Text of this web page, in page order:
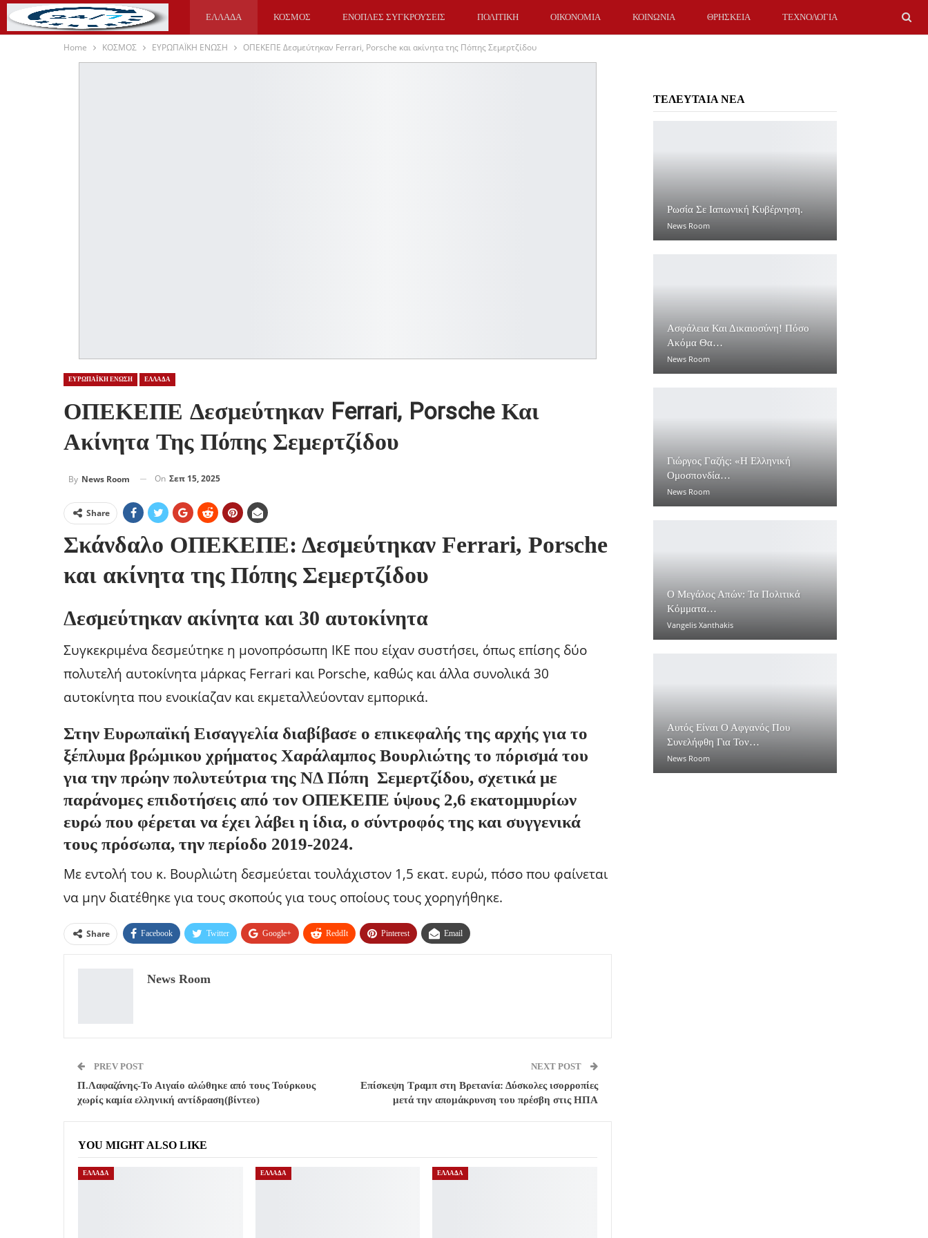
ΕΛΛΑΔΑ ΚΟΣΜΟΣ ΕΝΟΠΛΕΣ ΣΥΓΚΡΟΥΣΕΙΣ ΠΟΛΙΤΙΚΗ ΟΙΚΟΝΟΜΙΑ ΚΟΙΝΩΝΙΑ ΘΡΗΣΚΕΙΑ ΤΕΧΝΟΛΟΓΙΑ
ΥΓΕΙΑ ΑΘΛΗΤΙΚΑ
Home ΚΟΣΜΟΣ ΕΥΡΩΠΑΪΚΗ ΕΝΩΣΗ ΟΠΕΚΕΠΕ Δεσμεύτηκαν Ferrari, Porsche και ακίνητα της Πόπης Σεμερτζίδου
ΕΥΡΩΠΑΪΚΗ ΕΝΩΣΗ ΕΛΛΑΔΑ
ΟΠΕΚΕΠΕ Δεσμεύτηκαν Ferrari, Porsche Και
Ακίνητα Της Πόπης Σεμερτζίδου
By News Room On Σεπ 15, 2025
Share
Σκάνδαλο ΟΠΕΚΕΠΕ: Δεσμεύτηκαν Ferrari, Porsche
και ακίνητα της Πόπης Σεμερτζίδου
Δεσμεύτηκαν ακίνητα και 30 αυτοκίνητα
Συγκεκριμένα δεσμεύτηκε η μονοπρόσωπη ΙΚΕ που είχαν συστήσει, όπως επίσης δύο
πολυτελή αυτοκίνητα μάρκας Ferrari και Porsche, καθώς και άλλα συνολικά 30
αυτοκίνητα που ενοικίαζαν και εκμεταλλεύονταν εμπορικά.
Στην Ευρωπαϊκή Εισαγγελία διαβίβασε ο επικεφαλής της αρχής για το
ξέπλυμα βρώμικου χρήματος Χαράλαμπος Βουρλιώτης το πόρισμά του
για την πρώην πολυτεύτρια της ΝΔ Πόπη Σεμερτζίδου, σχετικά με
παράνομες επιδοτήσεις από τον ΟΠΕΚΕΠΕ ύψους 2,6 εκατομμυρίων
ευρώ που φέρεται να έχει λάβει η ίδια, ο σύντροφός της και συγγενικά
τους πρόσωπα, την περίοδο 2019-2024.
Με εντολή του κ. Βουρλιώτη δεσμεύεται τουλάχιστον 1,5 εκατ. ευρώ, πόσο που φαίνεται
να μην διατέθηκε για τους σκοπούς για τους οποίους τους χορηγήθηκε.
Share Facebook Twitter Google+ ReddIt Pinterest Email
News Room
PREV POST
Π.Λαφαζάνης-Το Αιγαίο αλώθηκε από τους Τούρκους
χωρίς καμία ελληνική αντίδραση(βίντεο)
NEXT POST
Επίσκεψη Τραμπ στη Βρετανία: Δύσκολες ισορροπίες
μετά την απομάκρυνση του πρέσβη στις ΗΠΑ
YOU MIGHT ALSO LIKE
ΕΛΛΑΔΑ ΕΛΛΑΔΑ ΕΛΛΑΔΑ
ΤΕΛΕΥΤΑΙΑ ΝΕΑ
Ρωσία Σε Ιαπωνική Κυβέρνηση.
News Room
Ασφάλεια Και Δικαιοσύνη! Πόσο
Ακόμα Θα…
News Room
Γιώργος Γαζής: «Η Ελληνική
Ομοσπονδία…
News Room
Ο Μεγάλος Απών: Τα Πολιτικά
Κόμματα…
Vangelis Xanthakis
Αυτός Είναι Ο Αφγανός Που
Συνελήφθη Για Τον…
News Room